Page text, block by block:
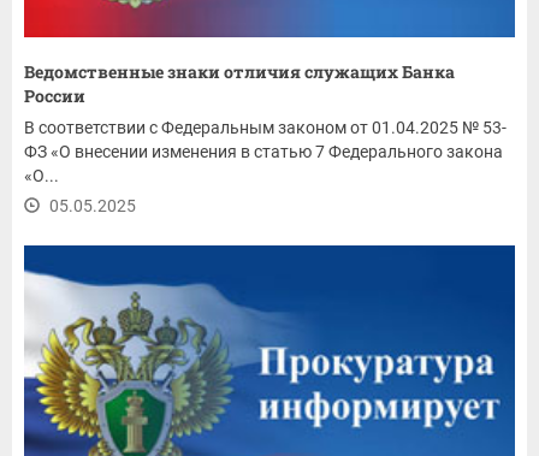
Ведомственные знаки отличия служащих Банка
России
В соответствии с Федеральным законом от 01.04.2025 № 53-
ФЗ «О внесении изменения в статью 7 Федерального закона
«О...
05.05.2025